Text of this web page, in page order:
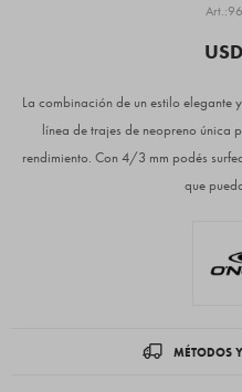
USD
La combinación de un estilo elegante
línea de trajes de neopreno única
rendimiento. Con 4/3 mm podés
que
MÉTODOS